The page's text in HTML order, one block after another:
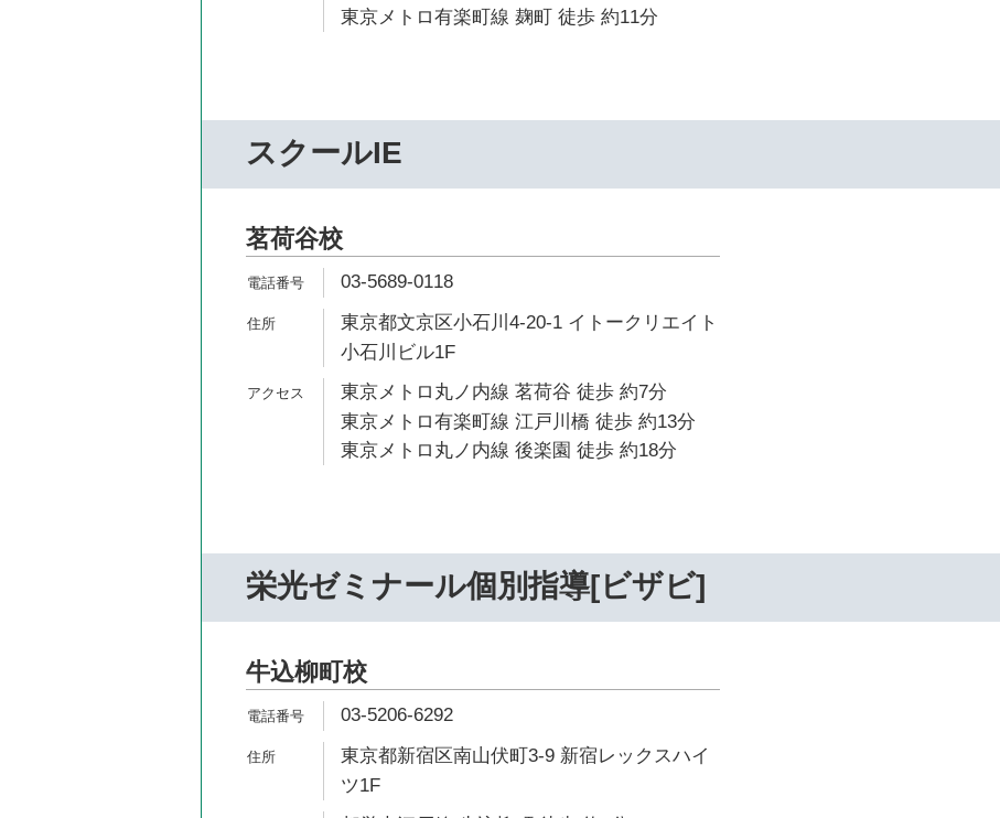
東京メトロ有楽町線 麹町 徒歩 約11分
スクールIE
茗荷谷校
03-5689-0118
東京都文京区小石川4-20-1 イトークリエイト
小石川ビル1F
東京メトロ丸ノ内線 茗荷谷 徒歩 約7分
東京メトロ有楽町線 江戸川橋 徒歩 約13分
東京メトロ丸ノ内線 後楽園 徒歩 約18分
栄光ゼミナール個別指導[ビザビ]
牛込柳町校
03-5206-6292
東京都新宿区南山伏町3-9 新宿レックスハイ
ツ1F